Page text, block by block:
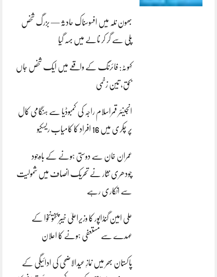
بھون نلہ میں افسوسناک حادثہ — بزرگ شخص
پلی سے گر کر نالے میں بہہ گیا
کہوٹہ: فائرنگ کے واقعے میں ایک شخص جاں
بحق، تین زخمی
انجینئر قمراسلام راجہ کی کمبوڈیا سے ہنگامی کال
پر چکری میں 16 افراد کا کامیاب ریسکیو
عمران خان سے دوستی ہونے کے باوجود
چودھری نثار نے تحریک انصاف میں شمولیت
سے انکاری رہے
علی امین گنڈاپور کا وزیراعلیٰ خیبرپختونخوا کے
عہدے سے مستعفی ہونے کا اعلان
پاکستان بھر میں نمازِ عیدالاضحی کی ادائیگی کے